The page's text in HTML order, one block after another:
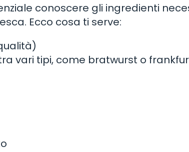
conoscere gli ingredienti
Ecco cosa ti serve:
vari tipi, come bratwurst o